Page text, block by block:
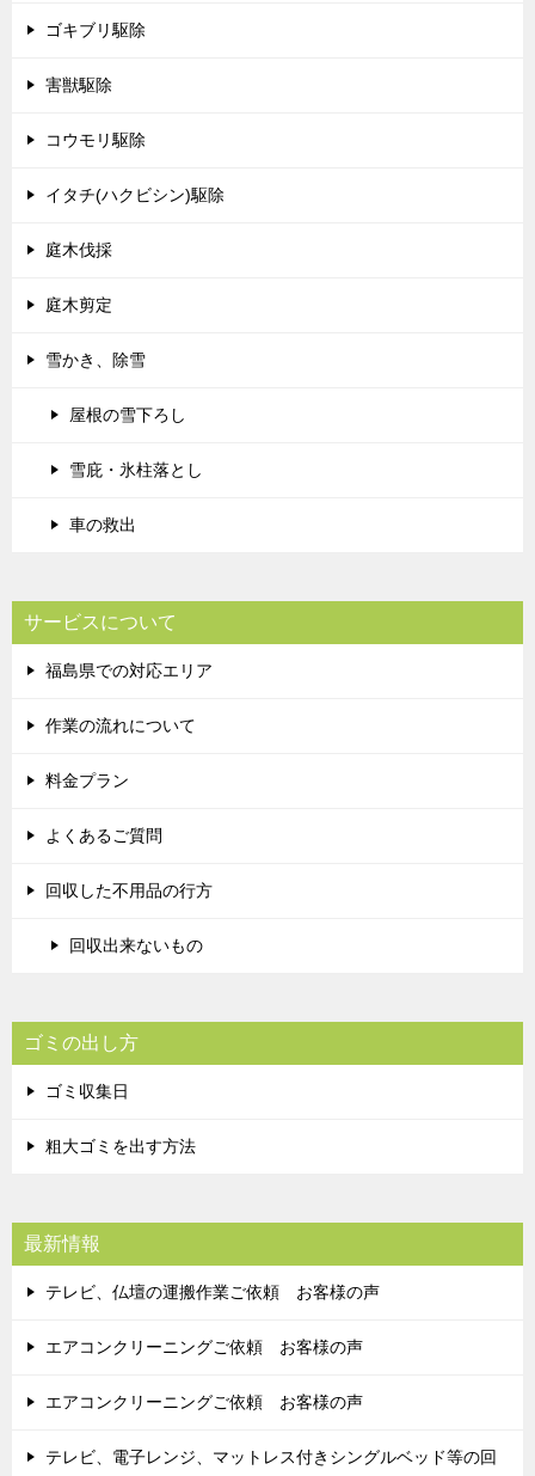
ゴキブリ駆除
害獣駆除
コウモリ駆除
イタチ(ハクビシン)駆除
庭木伐採
庭木剪定
雪かき、除雪
屋根の雪下ろし
雪庇・氷柱落とし
車の救出
サービスについて
福島県での対応エリア
作業の流れについて
料金プラン
よくあるご質問
回収した不用品の行方
回収出来ないもの
ゴミの出し方
ゴミ収集日
粗大ゴミを出す方法
最新情報
テレビ、仏壇の運搬作業ご依頼 お客様の声
エアコンクリーニングご依頼 お客様の声
エアコンクリーニングご依頼 お客様の声
テレビ、電子レンジ、マットレス付きシングルベッド等の回